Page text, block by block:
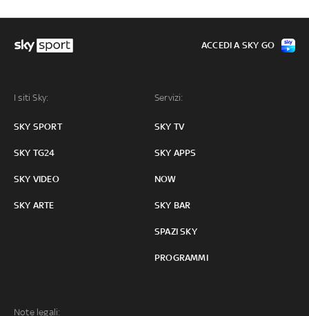
I siti Sky:
SKY SPORT
SKY TG24
SKY VIDEO
SKY ARTE
Servizi:
SKY TV
SKY APPS
NOW
SKY BAR
SPAZI SKY
PROGRAMMI
Note legali:
ACCEDI A SKY GO